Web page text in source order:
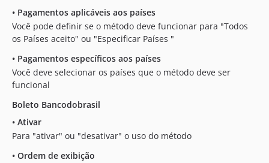
• Pagamentos aplicáveis aos países
Você pode definir se o método deve funcionar para "Todos
os Países aceito" ou "Especificar Países "
• Pagamentos específicos aos países
Você deve selecionar os países que o método deve ser
funcional
Boleto Bancodobrasil
• Ativar
Para "ativar" ou "desativar" o uso do método
• Ordem de exibição